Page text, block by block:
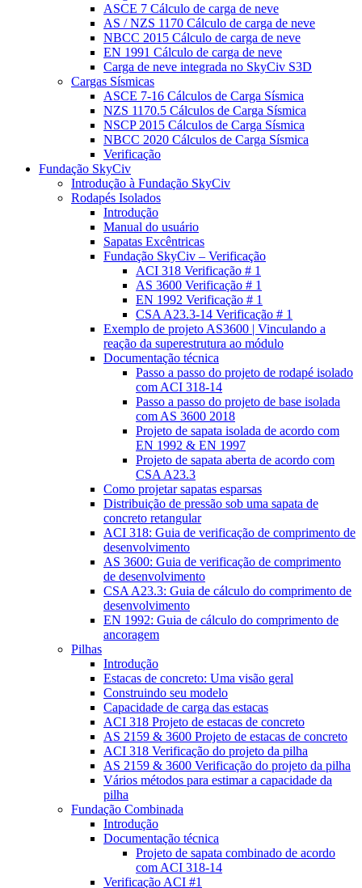
ASCE 7 Cálculo de carga de neve
AS / NZS 1170 Cálculo de carga de neve
NBCC 2015 Cálculo de carga de neve
EN 1991 Cálculo de carga de neve
Carga de neve integrada no SkyCiv S3D
Cargas Sísmicas
ASCE 7-16 Cálculos de Carga Sísmica
NZS 1170.5 Cálculos de Carga Sísmica
NSCP 2015 Cálculos de Carga Sísmica
NBCC 2020 Cálculos de Carga Sísmica
Verificação
Fundação SkyCiv
Introdução à Fundação SkyCiv
Rodapés Isolados
Introdução
Manual do usuário
Sapatas Excêntricas
Fundação SkyCiv – Verificação
ACI 318 Verificação # 1
AS 3600 Verificação # 1
EN 1992 Verificação # 1
CSA A23.3-14 Verificação # 1
Exemplo de projeto AS3600 | Vinculando a
reação da superestrutura ao módulo
Documentação técnica
Passo a passo do projeto de rodapé isolado
com ACI 318-14
Passo a passo do projeto de base isolada
com AS 3600 2018
Projeto de sapata isolada de acordo com
EN 1992 & EN 1997
Projeto de sapata aberta de acordo com
CSA A23.3
Como projetar sapatas esparsas
Distribuição de pressão sob uma sapata de
concreto retangular
ACI 318: Guia de verificação de comprimento de
desenvolvimento
AS 3600: Guia de verificação de comprimento
de desenvolvimento
CSA A23.3: Guia de cálculo do comprimento de
desenvolvimento
EN 1992: Guia de cálculo do comprimento de
ancoragem
Pilhas
Introdução
Estacas de concreto: Uma visão geral
Construindo seu modelo
Capacidade de carga das estacas
ACI 318 Projeto de estacas de concreto
AS 2159 & 3600 Projeto de estacas de concreto
ACI 318 Verificação do projeto da pilha
AS 2159 & 3600 Verificação do projeto da pilha
Vários métodos para estimar a capacidade da
pilha
Fundação Combinada
Introdução
Documentação técnica
Projeto de sapata combinado de acordo
com ACI 318-14
Verificação ACI #1